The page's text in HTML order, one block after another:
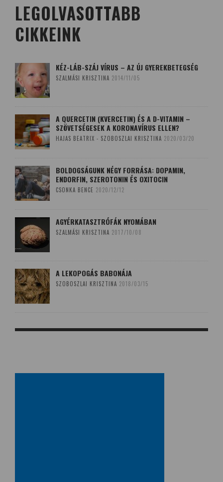
LEGOLVASOTTABB
CIKKEINK
KÉZ-LÁB-SZÁJ VÍRUS – AZ ÚJ GYEREKBETEGSÉG
SZALMÁSI KRISZTINA 2014/11/05
A QUERCETIN (KVERCETIN) ÉS A D-VITAMIN –
SZÖVETSÉGESEK A KORONAVÍRUS ELLEN?
HAJAS BEATRIX - SZOBOSZLAI KRISZTINA 2020/03/20
BOLDOGSÁGUNK NÉGY FORRÁSA: DOPAMIN,
ENDORFIN, SZEROTONIN ÉS OXITOCIN
CSONKA BENCE 2020/12/12
AGYÉRKATASZTRÓFÁK NYOMÁBAN
SZALMÁSI KRISZTINA 2017/10/08
A LEKOPOGÁS BABONÁJA
SZOBOSZLAI KRISZTINA 2018/03/15